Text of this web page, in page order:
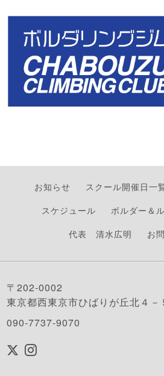
お知らせ スクール開催日一
スケジュール
ボルダー＆
代表 清水広明
お
〒202-0002
東京都西東京市ひばりが丘北４－
090-7737-9070